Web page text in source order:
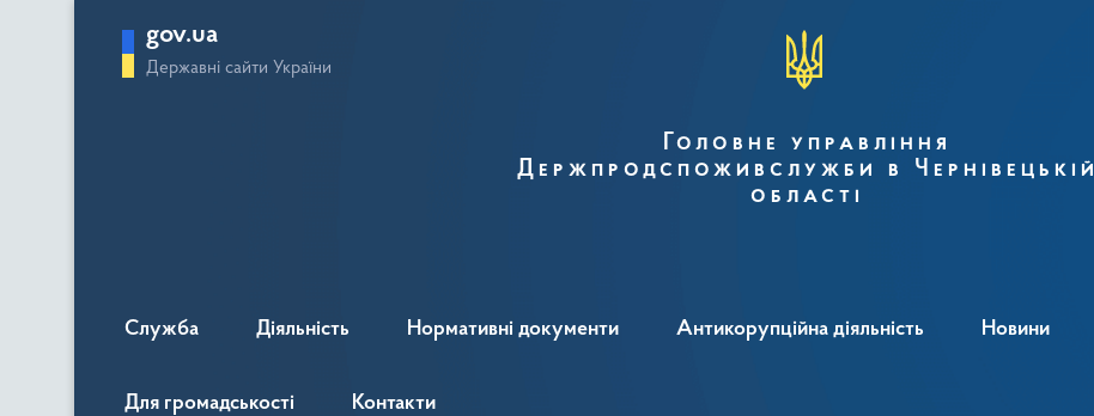
gov.ua
Державні сайти України
Головне управління
Держпродспоживслужби в Чернівецькій
області
Служба Діяльність Нормативні документи Антикорупційна діяльність Новини
Для громадськості Контакти